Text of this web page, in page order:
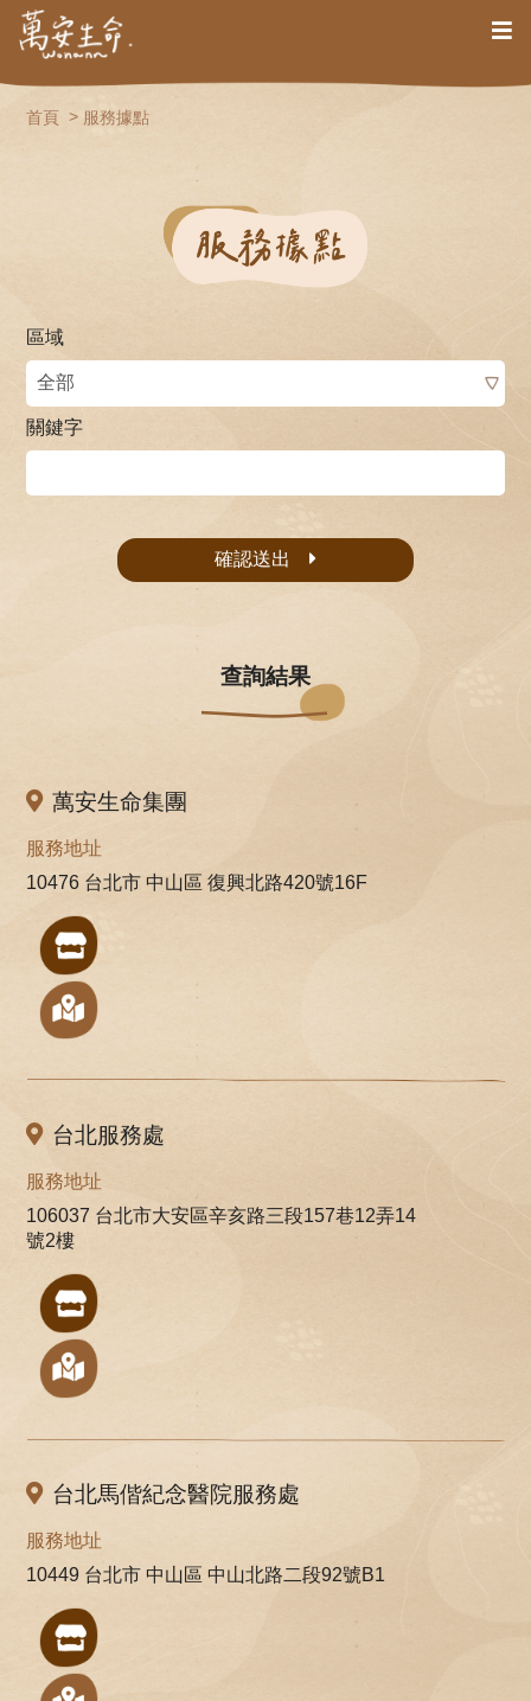
首頁 服務據點
區域
關鍵字
確認送出
查詢結果
萬安生命集團
服務地址
10476 台北市 中山區 復興北路420號16F
台北服務處
服務地址
106037 台北市大安區辛亥路三段157巷12弄14
號2樓
台北馬偕紀念醫院服務處
服務地址
10449 台北市 中山區 中山北路二段92號B1